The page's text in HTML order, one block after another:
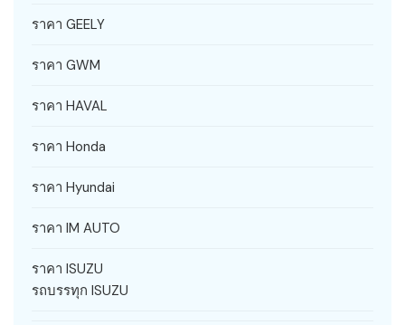
ราคา GEELY
ราคา GWM
ราคา HAVAL
ราคา Honda
ราคา Hyundai
ราคา IM AUTO
ราคา ISUZU
รถบรรทุก ISUZU